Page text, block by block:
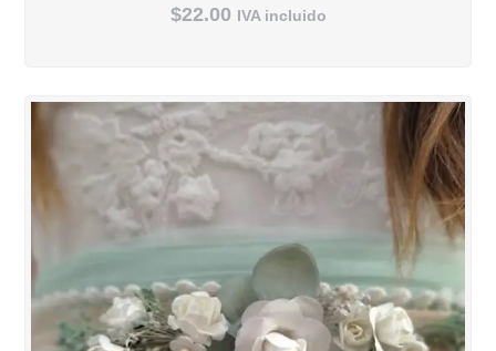
$22.00 IVA incluido